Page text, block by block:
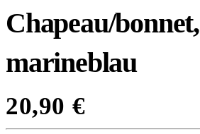
Chapeau/bonnet,
marineblau
20,90 €